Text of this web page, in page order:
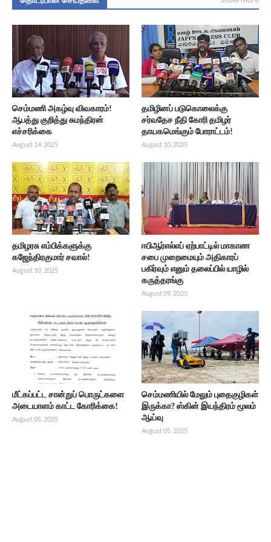
செம்மணி அகழ்வு விவகாரம்!
ஆபத்து குறித்து சுமந்திரன்
எச்சரிக்கை
August 14, 2025
தமிழினப் படுகொலைக்கு
சர்வதேச நீதி கோரி தமிழர்
தாயகமெங்கும் போராட்டம்!
August 10, 2025
தமிழரசு எம்பிக்களுக்கு
கஜேந்திரகுமார் சவால்!
August 10, 2025
ஈபிஆர்எல்எப் ஏற்பாட்டில் மாகாண
சபை முறைமையும் அதிகாரப்
பகிர்வும் எனும் தலைப்பில் யாழில்
கருத்தரங்கு
August 09, 2025
மீட்கப்பட்ட சான்றுப் பொருட்களை
அடையாளம் காட்ட கோரிக்கை!
August 05, 2025
செம்மணியில் மேலும் புதைகுழிகள்
இருக்கா? ஸ்கின் இயந்திரம் மூலம்
ஆய்வு
August 05, 2025